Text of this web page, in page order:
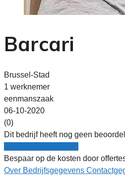
Barcari
Brussel-Stad
1 werknemer
eenmanszaak
06-10-2020
(0)
Dit bedrijf heeft nog geen
Bespaar op de kosten door
Over Bedrijfsgegevens